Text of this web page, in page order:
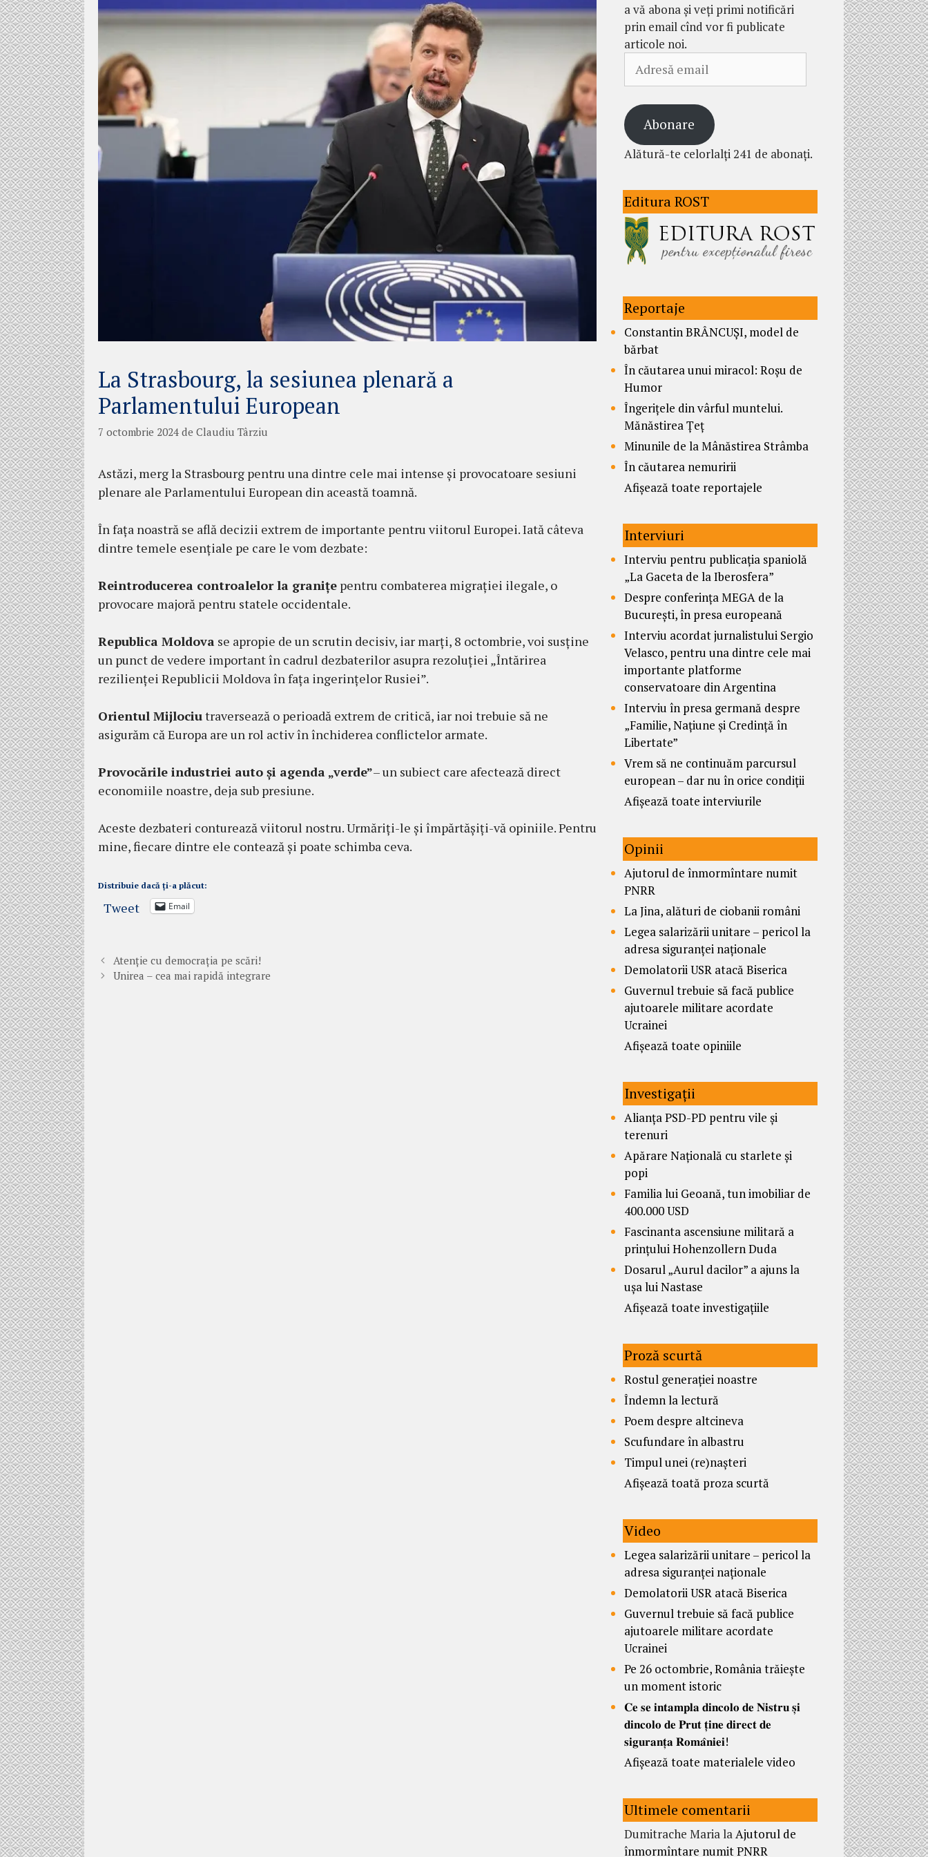
La Strasbourg, la sesiunea plenară a
Parlamentului European
7 octombrie 2024 de Claudiu Târziu
Astăzi, merg la Strasbourg pentru una dintre cele mai intense și provocatoare sesiuni
plenare ale Parlamentului European din această toamnă.
În fața noastră se află decizii extrem de importante pentru viitorul Europei. Iată câteva
dintre temele esențiale pe care le vom dezbate:
Reintroducerea controalelor la granițe pentru combaterea migrației ilegale, o
provocare majoră pentru statele occidentale.
Republica Moldova se apropie de un scrutin decisiv, iar marți, 8 octombrie, voi susține
un punct de vedere important în cadrul dezbaterilor asupra rezoluției „Întărirea
rezilienței Republicii Moldova în fața ingerințelor Rusiei”.
Orientul Mijlociutraversează o perioadă extrem de critică, iar noi trebuie să ne
asigurăm că Europa are un rol activ în închiderea conflictelor armate.
Provocările industriei auto și agenda „verde”– un subiect care afectează direct
economiile noastre, deja sub presiune.
Aceste dezbateri conturează viitorul nostru. Urmăriți-le și împărtășiți-vă opiniile. Pentru
mine, fiecare dintre ele contează și poate schimba ceva.
Distribuie dacă ți-a plăcut:
Tweet Email
Atenție cu democrația pe scări!
Unirea – cea mai rapidă integrare
a vă abona și veți primi notificări
prin email cînd vor fi publicate
articole noi.
email
Abonare
Alătură-te celorlalți 241 de abonați.
Editura ROST
Reportaje
Constantin BRÂNCUȘI, model de
bărbat
În căutarea unui miracol: Roșu de
Humor
Îngerițele din vârful muntelui.
Mănăstirea Țeț
Minunile de la Mânăstirea Strâmba
În căutarea nemuririi
Afișează toate reportajele
Interviuri
Interviu pentru publicația spaniolă
„La Gaceta de la Iberosfera”
Despre conferința MEGA de la
București, în presa europeană
Interviu acordat jurnalistului Sergio
Velasco, pentru una dintre cele mai
importante platforme
conservatoare din Argentina
Interviu în presa germană despre
„Familie, Națiune și Credință în
Libertate”
Vrem să ne continuăm parcursul
european – dar nu în orice condiții
Afișează toate interviurile
Opinii
Ajutorul de înmormîntare numit
PNRR
La Jina, alături de ciobanii români
Legea salarizării unitare – pericol la
adresa siguranței naționale
Demolatorii USR atacă Biserica
Guvernul trebuie să facă publice
ajutoarele militare acordate
Ucrainei
Afișează toate opiniile
Investigații
Alianța PSD-PD pentru vile și
terenuri
Apărare Națională cu starlete și
popi
Familia lui Geoană, tun imobiliar de
400.000 USD
Fascinanta ascensiune militară a
prințului Hohenzollern Duda
Dosarul „Aurul dacilor” a ajuns la
ușa lui Nastase
Afișează toate investigațiile
Proză scurtă
Rostul generației noastre
Îndemn la lectură
Poem despre altcineva
Scufundare în albastru
Timpul unei (re)nașteri
Afișează toată proza scurtă
Video
Legea salarizării unitare – pericol la
adresa siguranței naționale
Demolatorii USR atacă Biserica
Guvernul trebuie să facă publice
ajutoarele militare acordate
Ucrainei
Pe 26 octombrie, România trăiește
un moment istoric
𝐂𝐞 𝐬𝐞 𝐢𝐧𝐭𝐚𝐦𝐩𝐥𝐚 𝐝𝐢𝐧𝐜𝐨𝐥𝐨 𝐝𝐞 𝐍𝐢𝐬𝐭𝐫𝐮 𝐬̦𝐢
𝐝𝐢𝐧𝐜𝐨𝐥𝐨 𝐝𝐞 𝐏𝐫𝐮𝐭 𝐭̦𝐢𝐧𝐞 𝐝𝐢𝐫𝐞𝐜𝐭 𝐝𝐞
𝐬𝐢𝐠𝐮𝐫𝐚𝐧𝐭̦𝐚 𝐑𝐨𝐦𝐚̂𝐧𝐢𝐞𝐢!
Afișează toate materialele video
Ultimele comentarii
Dumitrache MarialaAjutorul de
înmormîntare numit PNRR